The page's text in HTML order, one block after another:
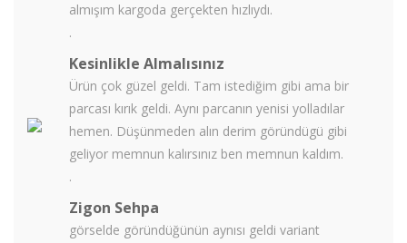
almışım kargoda gerçekten hızlıydı.
.
Kesinlikle Almalısınız
Ürün çok güzel geldi. Tam istediğim gibi ama bir
parcası kırık geldi. Aynı parcanın yenisi yolladılar
hemen. Düşünmeden alın derim göründügü gibi
geliyor memnun kalırsınız ben memnun kaldım.
.
Zigon Sehpa
görselde göründüğünün aynısı geldi variant